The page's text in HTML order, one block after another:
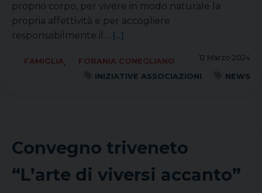
proprio corpo, per vivere in modo naturale la
propria affettività e per accogliere
responsabilmente il… [...]
12 Marzo 2024
FAMIGLIA,
FORANIA CONEGLIANO
INIZIATIVE ASSOCIAZIONI
NEWS
Convegno triveneto
“L’arte di viversi accanto”